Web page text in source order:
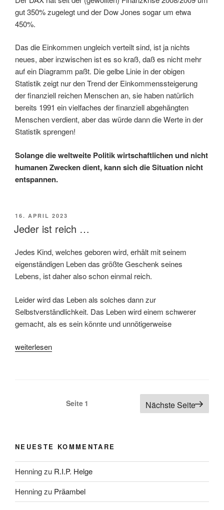
gut 350% zugelegt und der Dow Jones sogar um etwa
450%.
Das die Einkommen ungleich verteilt sind, ist ja nichts
neues, aber inzwischen ist es so kraß, daß es nicht mehr
auf ein Diagramm paßt. Die gelbe Linie in der obigen
Statistik zeigt nur den Trend der Einkommenssteigerung
der finanziell reichen Menschen an, sie haben natürlich
bereits 1991 ein vielfaches der finanziell abgehängten
Menschen verdient, aber das würde dann die Werte in der
Statistik sprengen!
Solange die weltweite Politik wirtschaftlichen und nicht
humanen Zwecken dient, kann sich die Situation nicht
entspannen.
VERÖFFENTLICHT
AM
16. APRIL 2023
Jeder ist reich …
Jedes Kind, welches geboren wird, erhält mit seinem
eigenständigen Leben das größte Geschenk seines
Lebens, ist daher also schon einmal reich.
Leider wird das Leben als solches dann zur
Selbstverständlichkeit. Das Leben wird einem schwerer
gemacht, als es sein könnte und unnötigerweise
„Jeder
weiterlesen
Seitennummerierung
Seite 1 Nächste Seite
NEUESTE KOMMENTARE
Henningzu R.I.P. Helge
Henningzu Präambel